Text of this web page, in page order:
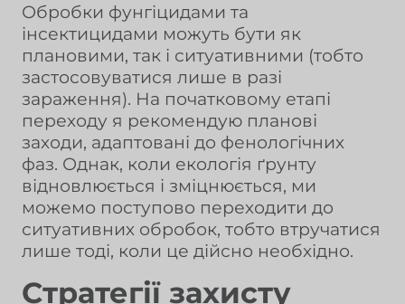
Обробки фунгіцидами та
інсектицидами можуть бути як
плановими, так і ситуативними (тобто
застосовуватися лише в разі
зараження). На початковому етапі
переходу я рекомендую планові
заходи, адаптовані до фенологічних
фаз. Однак, коли екологія ґрунту
відновлюється і зміцнюється, ми
можемо поступово переходити до
ситуативних обробок, тобто втручатися
лише тоді, коли це дійсно необхідно.
Стратегії захисту